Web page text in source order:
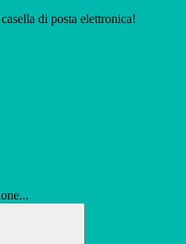
di posta elettronica!